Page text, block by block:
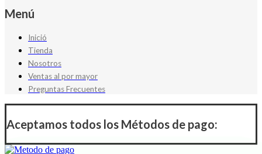
Menú
Inició
Tienda
Nosotros
Ventas al por mayor
Preguntas Frecuentes
Aceptamos todos los Métodos de pago: